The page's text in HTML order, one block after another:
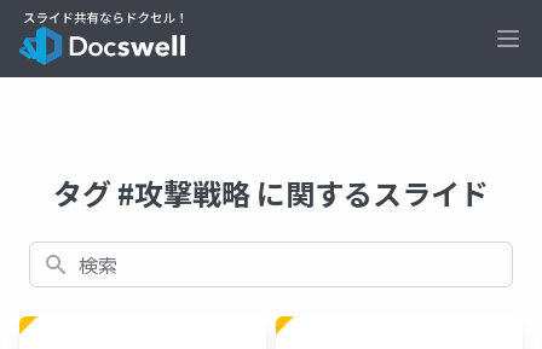
タグ #攻撃戦略 に関するスライド
検索